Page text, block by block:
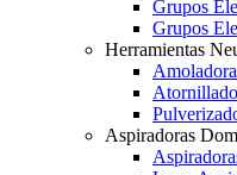
Grupos
Grupos
Herramientas
Aspiradoras